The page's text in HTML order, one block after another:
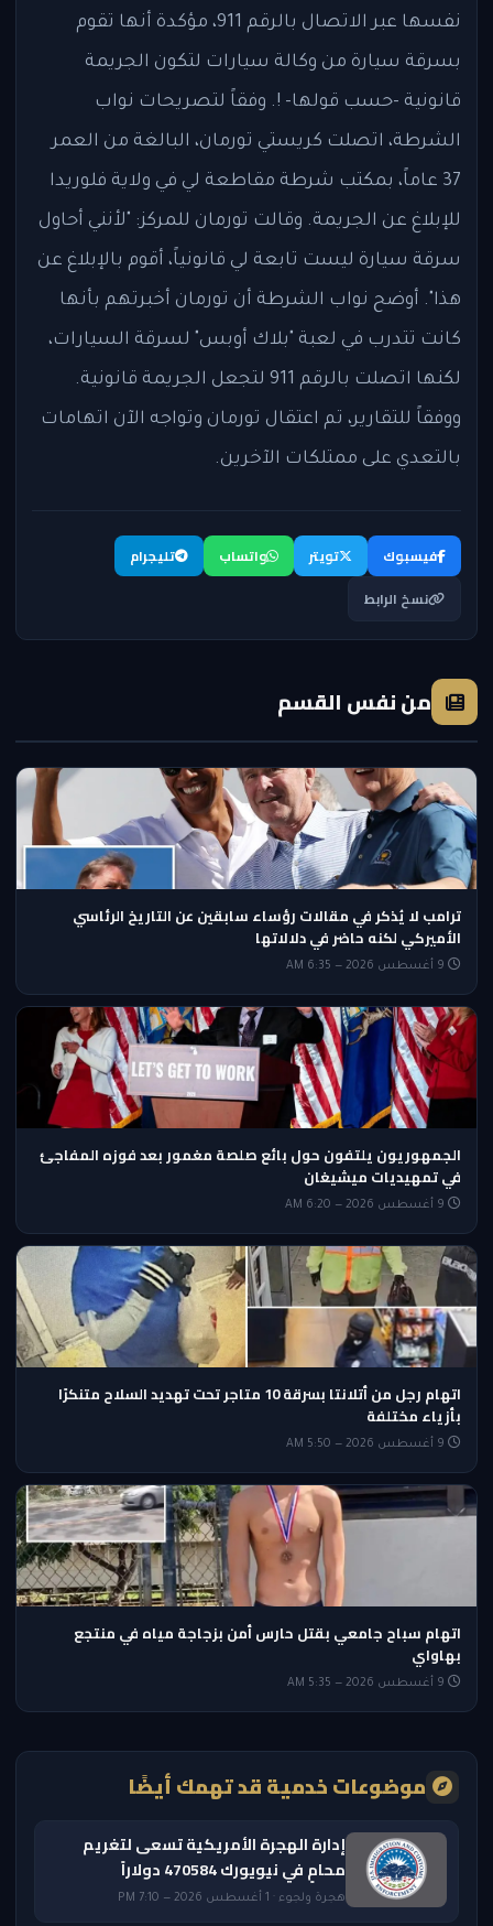
نفسها عبر الاتصال بالرقم 911، مؤكدة أنها تقوم
بسرقة سيارة من وكالة سيارات لتكون الجريمة
قانونية -حسب قولها- !. وفقاً لتصريحات نواب
الشرطة، اتصلت كريستي تورمان، البالغة من العمر
37 عاماً، بمكتب شرطة مقاطعة لي في ولاية فلوريدا
للإبلاغ عن الجريمة. وقالت تورمان للمركز: "لأنني أحاول
سرقة سيارة ليست تابعة لي قانونياً، أقوم بالإبلاغ عن
هذا". أوضح نواب الشرطة أن تورمان أخبرتهم بأنها
كانت تتدرب في لعبة "بلاك أوبس" لسرقة السيارات،
لكنها اتصلت بالرقم 911 لتجعل الجريمة قانونية.
ووفقاً للتقارير، تم اعتقال تورمان وتواجه الآن اتهامات
بالتعدي على ممتلكات الآخرين.
فيسبوك تويتر واتساب
تليجرام
نسخ الرابط
من نفس القسم
ترامب لا يُذكر في مقالات رؤساء سابقين عن التاريخ الرئاسي
الأميركي لكنه حاضر في دلالاتها
الجمهوريون يلتفون حول بائع صلصة مغمور بعد فوزه المفاجئ
في تمهيديات ميشيغان
اتهام رجل من أتلانتا بسرقة 10 متاجر تحت تهديد السلاح متنكرًا
بأزياء مختلفة
اتهام سباح جامعي بقتل حارس أمن بزجاجة مياه في منتجع
بهاواي
موضوعات خدمية قد تهمك أيضًا
إدارة الهجرة الأمريكية تسعى لتغريم
محامٍ في نيويورك 470584 دولاراً
هجرة ولجوء · 1 أغسطس 2026 — 7:10 PM